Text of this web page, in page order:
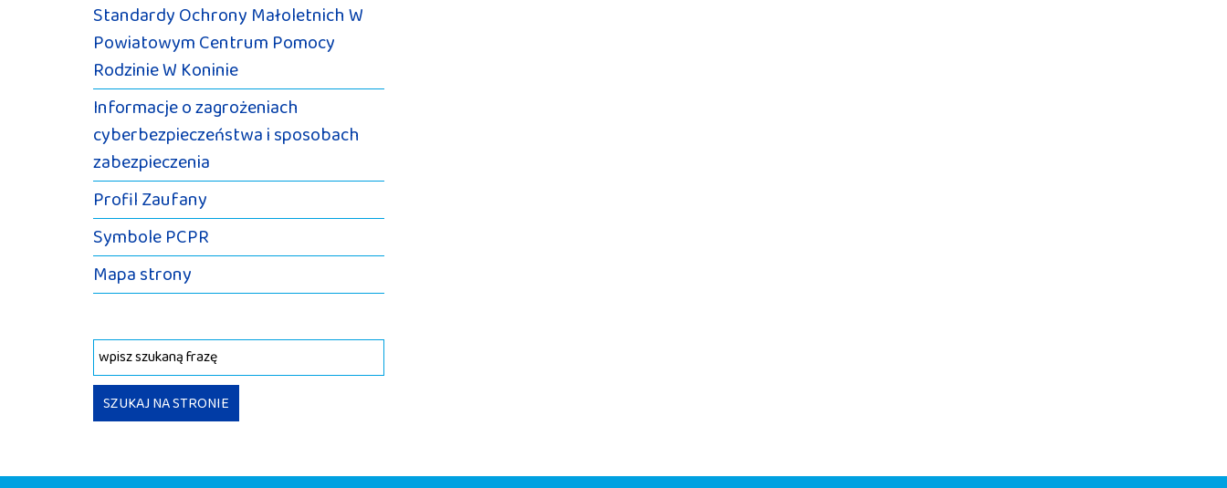
Standardy Ochrony Małoletnich W
Powiatowym Centrum Pomocy
Rodzinie W Koninie
Informacje o zagrożeniach
cyberbezpieczeństwa i sposobach
zabezpieczenia
Profil Zaufany
Symbole PCPR
Mapa strony
Wyszukiwana fraza
SZUKAJ NA STRONIE